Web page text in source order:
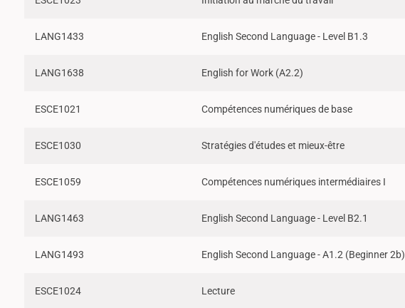
LANG1433 English Second Language - Level B1.3
LANG1638 English for Work (A2.2)
ESCE1021 Compétences numériques de base
ESCE1030 Stratégies d'études et mieux-être
ESCE1059 Compétences numériques intermédiaires I
LANG1463 English Second Language - Level B2.1
LANG1493 English Second Language - A1.2 (Beginner 2b)
ESCE1024 Lecture